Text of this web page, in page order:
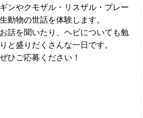
ンやクモザル・リスザル・プレー
動物の世話を体験します。
話を聞いたり、ヘビについても勉
と盛りだくさんな一日です。
ひご応募ください！